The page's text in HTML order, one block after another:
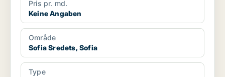
Pris pr. md.
Keine Angaben
Område
Sofia Sredets, Sofia
Type